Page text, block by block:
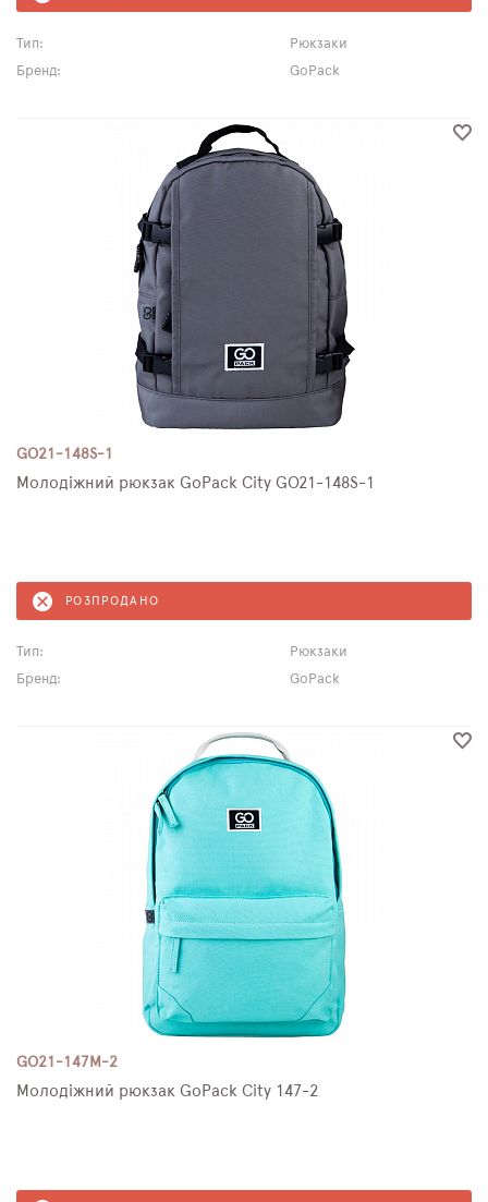
Тип:
Рюкзаки
Бренд:
GoPack
GO21-148S-1
Молодіжний рюкзак GoPack City GO21-148S-1
РОЗПРОДАНО
Тип:
Рюкзаки
Бренд:
GoPack
GO21-147M-2
Молодіжний рюкзак GoPack City 147-2